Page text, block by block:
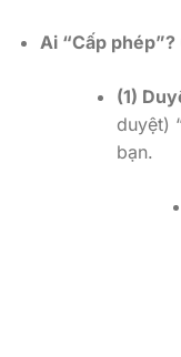
Ai “Cấp
(1)
duyệt)
bạn.